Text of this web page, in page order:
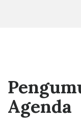
Agenda